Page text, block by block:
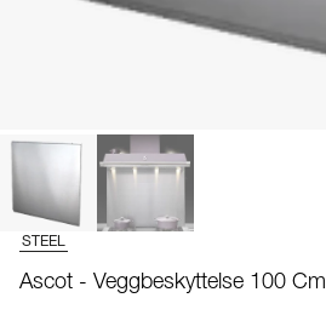
STEEL
Ascot - Veggbeskyttelse 100 Cm